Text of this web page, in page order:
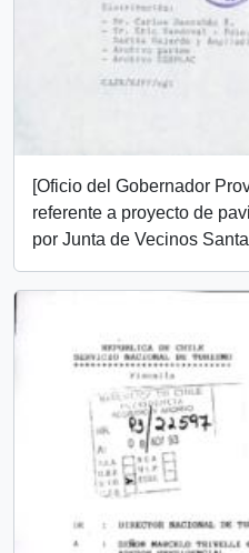
[Oficio del Gobernador
referente a proyecto de
por Junta de Vecinos